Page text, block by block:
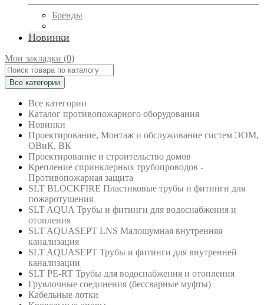
Бренды
Новинки
Мои закладки (0)
Все категории
Все категории
Каталог противопожарного оборудования
Новинки
Проектирование, Монтаж и обслуживание систем ЭОМ,
ОВиК, ВК
Проектирование и строительство домов
Крепление спринклерных трубопроводов -
Противопожарная защита
SLT BLOCKFIRE Пластиковые трубы и фитинги для
пожаротушения
SLT AQUA Трубы и фитинги для водоснабжения и
отопления
SLT AQUASEPT LNS Малошумная внутренняя
канализация
SLT AQUASEPT Трубы и фитинги для внутренней
канализации
SLT PE-RT Трубы для водоснабжения и отопления
Грувлочные соединения (бессварные муфты)
Кабельные лотки